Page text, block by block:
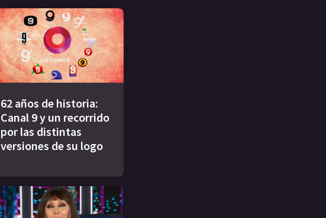
62 años de historia:
Canal 9 y un recorrido
por las distintas
versiones de su logo